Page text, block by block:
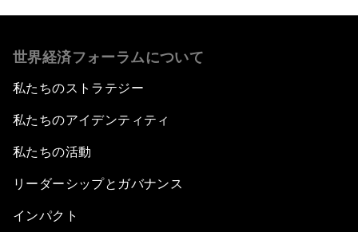
世界経済フォーラムについて
私たちのストラテジー
私たちのアイデンティティ
私たちの活動
リーダーシップとガバナンス
インパクト